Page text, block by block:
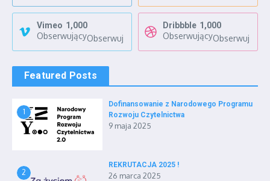
Vimeo 1,000
ObserwującyObserwuj
Dribbble 1,000
ObserwującyObserwuj
Featured Posts
1
Dofinansowanie z Narodowego Programu
Rozwoju Czytelnictwa
9 maja 2025
2
REKRUTACJA 2025 !
26 marca 2025